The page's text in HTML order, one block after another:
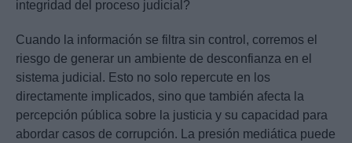
integridad del proceso judicial?
Cuando la información se filtra sin control, corremos el
riesgo de generar un ambiente de desconfianza en el
sistema judicial. Esto no solo repercute en los
directamente implicados, sino que también afecta la
percepción pública sobre la justicia y su capacidad para
abordar casos de corrupción. La presión mediática puede